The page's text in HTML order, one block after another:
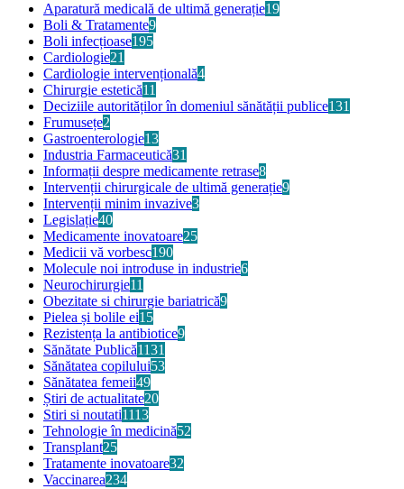
Aparatură medicală de ultimă generație19
Boli & Tratamente9
Boli infecțioase195
Cardiologie21
Cardiologie intervențională4
Chirurgie estetică11
Deciziile autorităților în domeniul sănătății publice131
Frumusețe2
Gastroenterologie13
Industria Farmaceutică31
Informații despre medicamente retrase8
Intervenții chirurgicale de ultimă generație9
Intervenții minim invazive3
Legislație40
Medicamente inovatoare25
Medicii vă vorbesc190
Molecule noi introduse in industrie6
Neurochirurgie11
Obezitate si chirurgie bariatrică9
Pielea și bolile ei15
Rezistența la antibiotice9
Sănătate Publică1131
Sănătatea copilului53
Sănătatea femeii49
Știri de actualitate20
Stiri si noutati1113
Tehnologie în medicină52
Transplant25
Tratamente inovatoare32
Vaccinarea234